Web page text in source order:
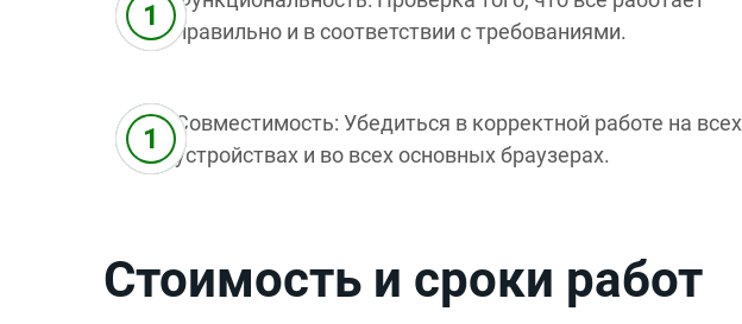
правильно и в соответствии с требованиями.
Совместимость: Убедиться в корректной работе на всех
устройствах и во всех основных браузерах.
Стоимость и сроки работ